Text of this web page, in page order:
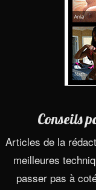
Conseils
Articles de la
meilleures
passer pas à